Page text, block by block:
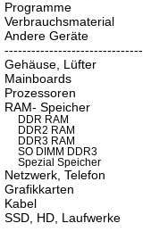
Programme
Verbrauchsmaterial
Andere Geräte
-------------------------------
Gehäuse, Lüfter
Mainboards
Prozessoren
RAM- Speicher
DDR RAM
DDR2 RAM
DDR3 RAM
SO DIMM DDR3
Spezial Speicher
Netzwerk, Telefon
Grafikkarten
Kabel
SSD, HD, Laufwerke